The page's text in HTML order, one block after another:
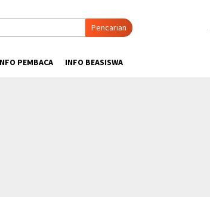
Pencarian
PEMBACA INFO BEASISWA